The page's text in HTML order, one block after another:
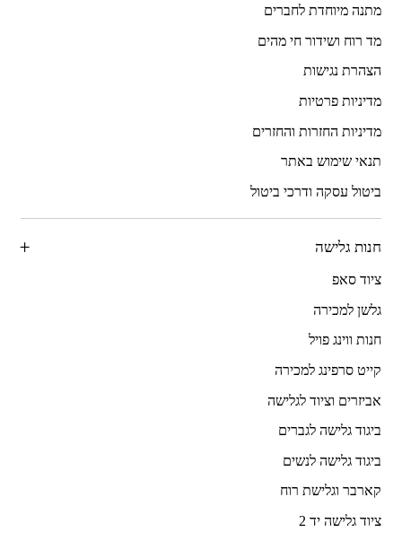
מתנה מיוחדת לחברים
מד רוח ושידור חי מהים
הצהרת נגישות
מדיניות פרטיות
מדיניות החזרות והחזרים
תנאי שימוש באתר
ביטול עסקה ודרכי ביטול
חנות גלישה
ציוד סאפ
גלשן למכירה
חנות ווינג פויל
קייט סרפינג למכירה
אביזרים וציוד לגלישה
ביגוד גלישה לגברים
ביגוד גלישה לנשים
קארבר וגלישת רוח
ציוד גלישה יד 2